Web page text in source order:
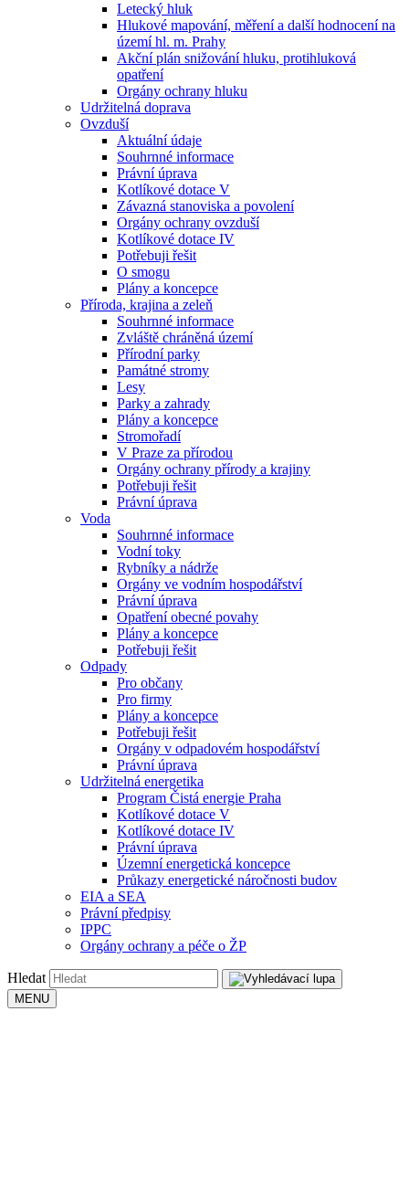
Letecký hluk
Hlukové mapování, měření a další hodnocení na
území hl. m. Prahy
Akční plán snižování hluku, protihluková
opatření
Orgány ochrany hluku
Udržitelná doprava
Ovzduší
Aktuální údaje
Souhrnné informace
Právní úprava
Kotlíkové dotace V
Závazná stanoviska a povolení
Orgány ochrany ovzduší
Kotlíkové dotace IV
Potřebuji řešit
O smogu
Plány a koncepce
Příroda, krajina a zeleň
Souhrnné informace
Zvláště chráněná území
Přírodní parky
Památné stromy
Lesy
Parky a zahrady
Plány a koncepce
Stromořadí
V Praze za přírodou
Orgány ochrany přírody a krajiny
Potřebuji řešit
Právní úprava
Voda
Souhrnné informace
Vodní toky
Rybníky a nádrže
Orgány ve vodním hospodářství
Právní úprava
Opatření obecné povahy
Plány a koncepce
Potřebuji řešit
Odpady
Pro občany
Pro firmy
Plány a koncepce
Potřebuji řešit
Orgány v odpadovém hospodářství
Právní úprava
Udržitelná energetika
Program Čistá energie Praha
Kotlíkové dotace V
Kotlíkové dotace IV
Právní úprava
Územní energetická koncepce
Průkazy energetické náročnosti budov
EIA a SEA
Právní předpisy
IPPC
Orgány ochrany a péče o ŽP
Hledat
MENU